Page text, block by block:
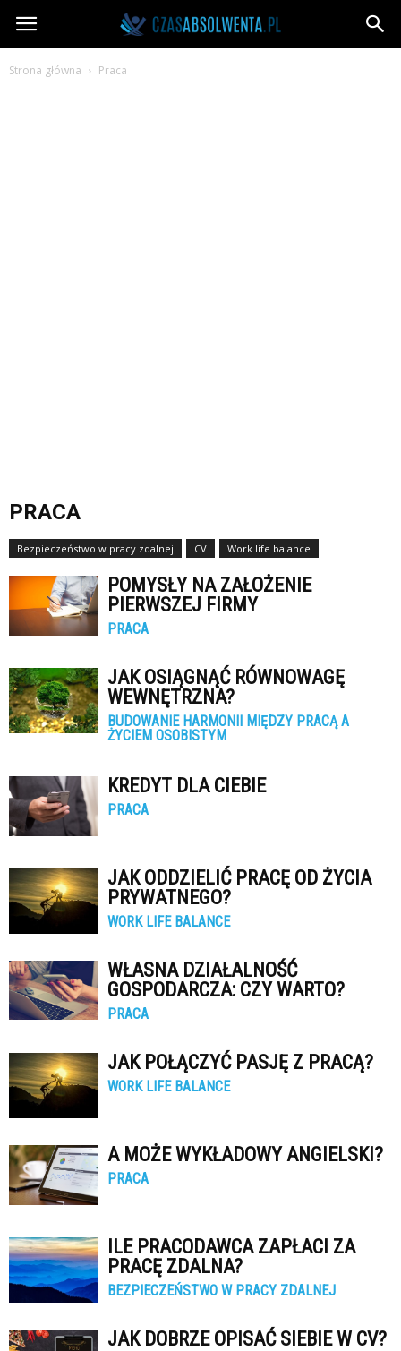
CzasAbsolwenta.pl
Strona główna Praca
PRACA
Bezpieczeństwo w pracy zdalnej CV Work life balance
POMYSŁY NA ZAŁOŻENIE
PIERWSZEJ FIRMY
PRACA
JAK OSIĄGNĄĆ RÓWNOWAGĘ
WEWNĘTRZNA?
BUDOWANIE HARMONII MIĘDZY PRACĄ A
ŻYCIEM OSOBISTYM
KREDYT DLA CIEBIE
PRACA
JAK ODDZIELIĆ PRACĘ OD ŻYCIA
PRYWATNEGO?
WORK LIFE BALANCE
WŁASNA DZIAŁALNOŚĆ
GOSPODARCZA: CZY WARTO?
PRACA
JAK POŁĄCZYĆ PASJĘ Z PRACĄ?
WORK LIFE BALANCE
A MOŻE WYKŁADOWY ANGIELSKI?
PRACA
ILE PRACODAWCA ZAPŁACI ZA
PRACĘ ZDALNA?
BEZPIECZEŃSTWO W PRACY ZDALNEJ
JAK DOBRZE OPISAĆ SIEBIE W CV?